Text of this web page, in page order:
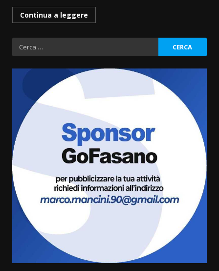
Continua a leggere
Ricerca
per:
La magia del Minareto e la prima
assoluta de “L’Albergo
Belvedere. Il rapimento”
6 Agosto 2026 06:15
Serie D, l’Us Fasano è escluso
dal campionato